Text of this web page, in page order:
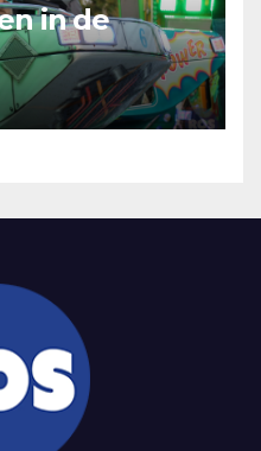
in de